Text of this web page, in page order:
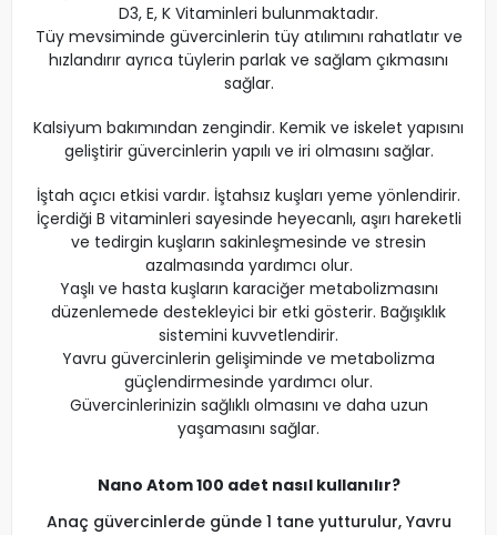
D3, E, K Vitaminleri bulunmaktadır.
Tüy mevsiminde güvercinlerin tüy atılımını rahatlatır ve
hızlandırır ayrıca tüylerin parlak ve sağlam çıkmasını
sağlar.
Kalsiyum bakımından zengindir. Kemik ve iskelet yapısını
geliştirir güvercinlerin yapılı ve iri olmasını sağlar.
İştah açıcı etkisi vardır. İştahsız kuşları yeme yönlendirir.
İçerdiği B vitaminleri sayesinde heyecanlı, aşırı hareketli
ve tedirgin kuşların sakinleşmesinde ve stresin
azalmasında yardımcı olur.
Yaşlı ve hasta kuşların karaciğer metabolizmasını
düzenlemede destekleyici bir etki gösterir. Bağışıklık
sistemini kuvvetlendirir.
Yavru güvercinlerin gelişiminde ve metabolizma
güçlendirmesinde yardımcı olur.
Güvercinlerinizin sağlıklı olmasını ve daha uzun
yaşamasını sağlar.
Nano Atom 100 adet nasıl kullanılır?
Anaç güvercinlerde günde 1 tane yutturulur, Yavru